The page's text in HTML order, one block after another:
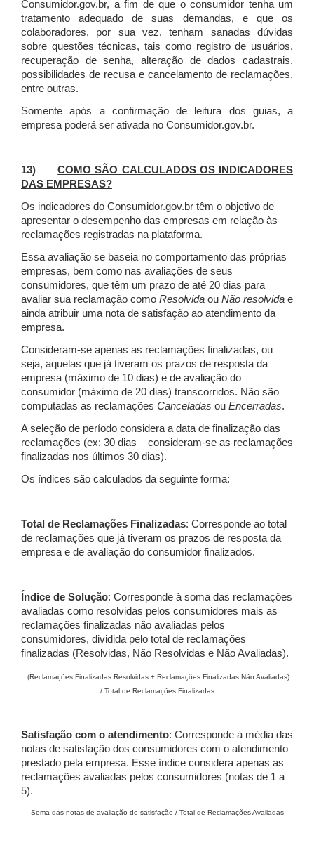
Consumidor.gov.br, a fim de que o consumidor tenha um
tratamento adequado de suas demandas, e que os
colaboradores, por sua vez, tenham sanadas dúvidas
sobre questões técnicas, tais como registro de usuários,
recuperação de senha, alteração de dados cadastrais,
possibilidades de recusa e cancelamento de reclamações,
entre outras.
Somente após a confirmação de leitura dos guias, a
empresa poderá ser ativada no Consumidor.gov.br.
13)COMO SÃO CALCULADOS OS INDICADORES
DAS EMPRESAS?
Os indicadores do Consumidor.gov.br têm o objetivo de
apresentar o desempenho das empresas em relação às
reclamações registradas na plataforma.
Essa avaliação se baseia no comportamento das próprias
empresas, bem como nas avaliações de seus
consumidores, que têm um prazo de até 20 dias para
avaliar sua reclamação como Resolvida ou Não resolvida e
ainda atribuir uma nota de satisfação ao atendimento da
empresa.
Consideram-se apenas as reclamações finalizadas, ou
seja, aquelas que já tiveram os prazos de resposta da
empresa (máximo de 10 dias) e de avaliação do
consumidor (máximo de 20 dias) transcorridos. Não são
computadas as reclamações Canceladas ou Encerradas.
A seleção de período considera a data de finalização das
reclamações (ex: 30 dias – consideram-se as reclamações
finalizadas nos últimos 30 dias).
Os índices são calculados da seguinte forma:
Total de Reclamações Finalizadas: Corresponde ao total
de reclamações que já tiveram os prazos de resposta da
empresa e de avaliação do consumidor finalizados.
Índice de Solução: Corresponde à soma das reclamações
avaliadas como resolvidas pelos consumidores mais as
reclamações finalizadas não avaliadas pelos
consumidores, dividida pelo total de reclamações
finalizadas (Resolvidas, Não Resolvidas e Não Avaliadas).
(Reclamações Finalizadas Resolvidas + Reclamações Finalizadas Não Avaliadas)
/ Total de Reclamações Finalizadas
Satisfação com o atendimento: Corresponde à média das
notas de satisfação dos consumidores com o atendimento
prestado pela empresa. Esse índice considera apenas as
reclamações avaliadas pelos consumidores (notas de 1 a
5).
Soma das notas de avaliação de satisfação / Total de Reclamações Avaliadas